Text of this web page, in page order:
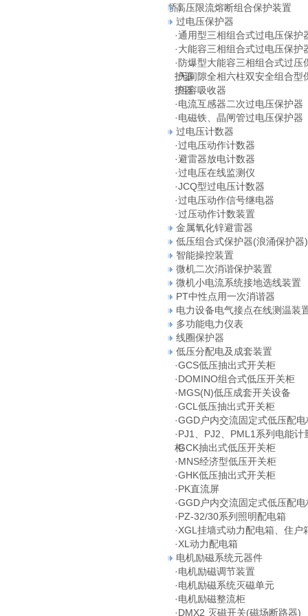
桥）高压限流熔断组合保护装置
过电压保护器
·通用型三相组合式过电压保护
·大能容三相组合式过电压保护
· 防爆型大能容三相组合式过压
护器
·无间隙全相六柱双安全组合型
护器
·阻容吸收器
·电流互感器二次过电压保护器
·电磁铁、晶闸管过电压保护器
过电压计数器
·过电压动作计数器
·避雷器放电计数器
·过电压在线监测仪
·JCQ型过电压计数器
·过电压动作信号继电器
·过压动作计数装置
金属氧化锌避雷器
低压组合式保护器(浪涌保护器)
智能操控装置
微机二次消谐保护装置
微机小电流系统接地选线装置
PT中性点用一次消谐器
电力设备电气接点在线测温装
多功能电力仪表
线圈保护器
低压分配电及成套装置
·GCS低压抽出式开关柜
·DOMINO组合式低压开关柜
·MGS(N)低压成套开关设备
·GCL低压抽出式开关柜
·GGD户内交流固定式低压配电
·PJ1、PJ2、PML1系列电能计
柜
·GCK抽出式低压开关柜
·MNS经济型低压开关柜
·GHK低压抽出式开关柜
·PK直流屏
·GGD户内交流固定式低压配电
·PZ-32/30系列照明配电箱
·XGL挂墙式动力配电箱、住户
·XL动力配电箱
电机励磁系统元器件
·电机励磁调节装置
·电机励磁系统灭磁单元
·电机励磁整流柜
·DMX2 灭磁开关(磁场断路器)